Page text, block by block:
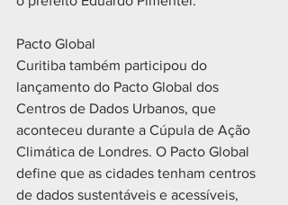
Pacto Global
Curitiba também participou do
lançamento do Pacto Global dos
Centros de Dados Urbanos, que
aconteceu durante a Cúpula de Ação
Climática de Londres. O Pacto Global
define que as cidades tenham centros
de dados sustentáveis e acessíveis,